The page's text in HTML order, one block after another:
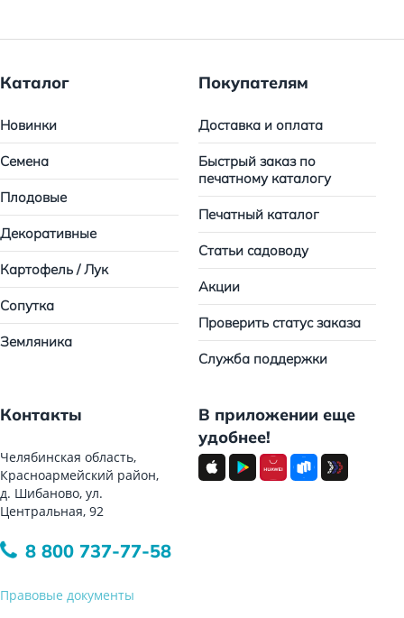
Каталог
Новинки
Семена
Плодовые
Декоративные
Картофель / Лук
Сопутка
Земляника
Покупателям
Доставка и оплата
Быстрый заказ по
печатному каталогу
Печатный каталог
Статьи садоводу
Акции
Проверить статус заказа
Служба поддержки
Контакты
Челябинская область,
Красноармейский район,
д. Шибаново, ул.
Центральная, 92
8 800 737-77-58
Правовые документы
В приложении еще
удобнее!